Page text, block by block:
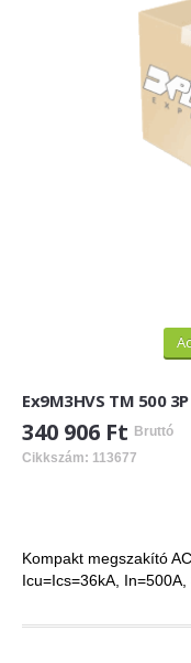
Ex9M3HVS TM 500 3P
340 906 Ft Bruttó
Cikkszám: 113677
Kompakt megszakító
Icu=Ics=36kA,